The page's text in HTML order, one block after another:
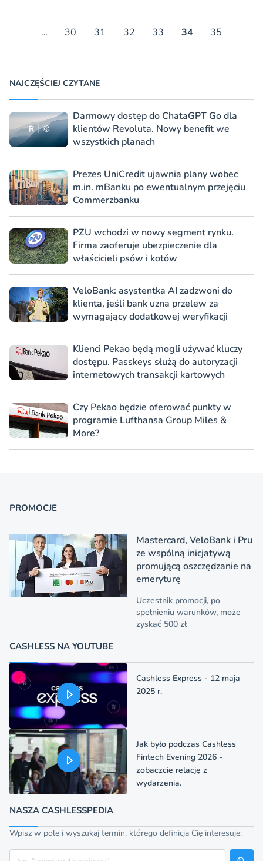
… 30 31 32 33 34 35
NAJCZĘŚCIEJ CZYTANE
Darmowy dostęp do ChataGPT Go dla
klientów Revoluta. Nowy benefit we
wszystkich planach
Prezes UniCredit ujawnia plany wobec
m.in. mBanku po ewentualnym przejęciu
Commerzbanku
PZU wchodzi w nowy segment rynku.
Firma zaoferuje ubezpieczenie dla
właścicieli psów i kotów
VeloBank: asystentka AI zadzwoni do
klienta, jeśli bank uzna przelew za
wymagający dodatkowej weryfikacji
Klienci Pekao będą mogli używać kluczy
dostępu. Passkeys służą do autoryzacji
internetowych transakcji kartowych
Czy Pekao będzie oferować punkty w
programie Lufthansa Group Miles &
More?
PROMOCJE
Mastercard, VeloBank i Pru
ze wspólną inicjatywą
promującą oszczędzanie na
emeryturę
Uczestnik promocji, po
spełnieniu warunków, może
zyskać 500 zł
CASHLESS NA YOUTUBE
Cashless Express - 12 maja
2025 r.
Jak było podczas Cashless
Fintech Evening 2026 -
zobaczcie relację z
wydarzenia.
NASZA CASHLESSPEDIA
Wpisz w pole i wyszukaj termin, którego definicja Cię interesuje:
Szukaj